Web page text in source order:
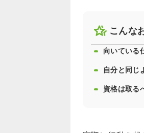
こんな
向いている
自分と同じ
資格は取る